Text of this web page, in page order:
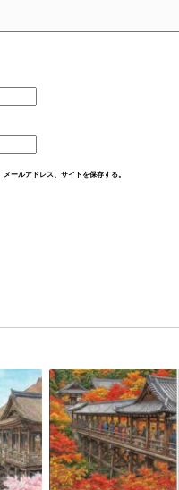
ールアドレス、サイトを保存する。